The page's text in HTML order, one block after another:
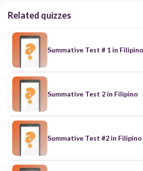
Related quizzes
Summative Test # 1 in
Summative Test 2 in Filipino
Summative Test #2 in Filipino